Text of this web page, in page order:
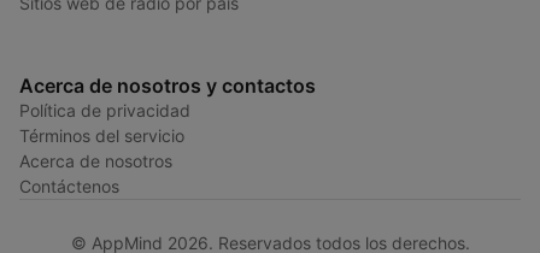
Acerca de nosotros y contactos
Política de privacidad
Términos del servicio
Acerca de nosotros
Contáctenos
© AppMind 2026. Reservados todos los derechos.